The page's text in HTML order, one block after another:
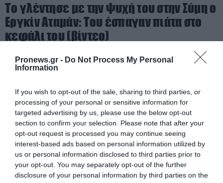
Pronews.gr - Do Not Process My Personal
Information
If you wish to opt-out of the sale, sharing to third parties, or
processing of your personal or sensitive information for
targeted advertising by us, please use the below opt-out
section to confirm your selection. Please note that after your
opt-out request is processed you may continue seeing
interest-based ads based on personal information utilized by
us or personal information disclosed to third parties prior to
your opt-out. You may separately opt-out of the further
disclosure of your personal information by third parties on the
Το γλέντησε με την ψυχή του στην Σύμη ο
Εργκίν Αταμάν: Του έσπαγαν πιάτα στο
κεφάλι του (βίντεο)
05.08.2026 | 18:03